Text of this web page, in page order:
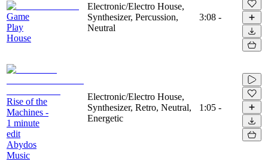
Game
Play
House
Electronic/Electro House,
Synthesizer, Percussion,
Neutral
3:08 -
Rise of the
Machines -
1 minute
edit
Abydos
Music
Electronic/Electro House,
Synthesizer, Retro, Neutral,
Energetic
1:05 -